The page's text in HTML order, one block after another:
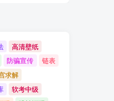
高清壁纸
防骗宣传
链表
求解
软考中级